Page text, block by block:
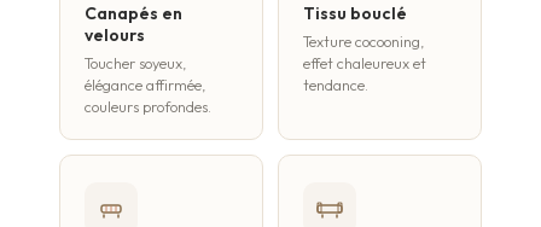
Canapés en
velours
Toucher soyeux,
élégance affirmée,
couleurs profondes.
Tissu bouclé
Texture cocooning,
effet chaleureux et
tendance.